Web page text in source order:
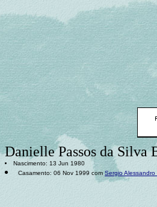
Danielle Passos da Silva
Nascimento: 13 Jun 1980
Casamento: 06 Nov 1999 comSergio